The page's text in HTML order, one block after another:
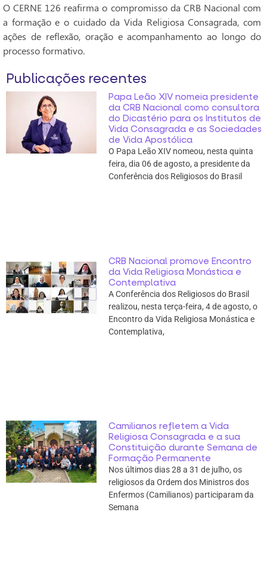
O CERNE 126 reafirma o compromisso da CRB Nacional com
a formação e o cuidado da Vida Religiosa Consagrada, com
ações de reflexão, oração e acompanhamento ao longo do
processo formativo.
Publicações recentes
Papa Leão XIV nomeia presidente
da CRB Nacional como consultora
do Dicastério para os Institutos de
Vida Consagrada e as Sociedades
de Vida Apostólica
O Papa Leão XIV nomeou, nesta quinta
feira, dia 06 de agosto, a presidente da
Conferência dos Religiosos do Brasil
CRB Nacional promove Encontro
da Vida Religiosa Monástica e
Contemplativa
A Conferência dos Religiosos do Brasil
realizou, nesta terça-feira, 4 de agosto, o
Encontro da Vida Religiosa Monástica e
Contemplativa,
Camilianos refletem a Vida
Religiosa Consagrada e a sua
Constituição durante Semana de
Formação Permanente
Nos últimos dias 28 a 31 de julho, os
religiosos da Ordem dos Ministros dos
Enfermos (Camilianos) participaram da
Semana